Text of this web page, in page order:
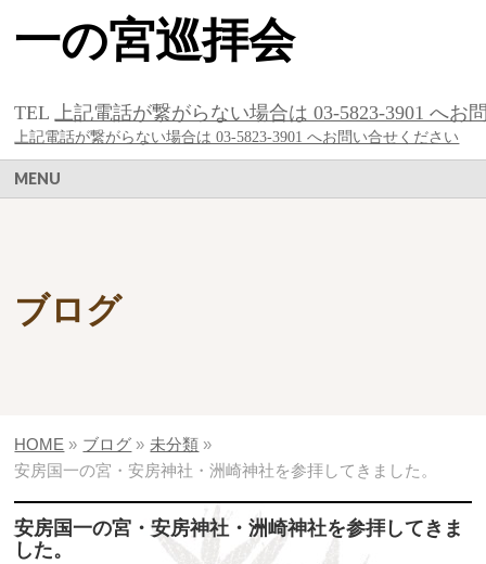
一の宮巡拝会
TEL上記電話が繋がらない場合は 03-5823-3901 へお
上記電話が繋がらない場合は 03-5823-3901 へお問い合せください
MENU
ブログ
HOME » ブログ » 未分類 »
安房国一の宮・安房神社・洲崎神社を参拝してきました。
安房国一の宮・安房神社・洲崎神社を参拝してきま
した。